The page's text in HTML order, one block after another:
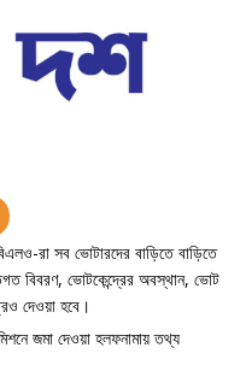
রা সব ভোটারদের বাড়িতে বাড়িতে
বিবরণ, ভোটকেন্দ্রের অবস্থান, ভোট
দেওয়া হবে।
জমা দেওয়া হলফনামায় তথ্য